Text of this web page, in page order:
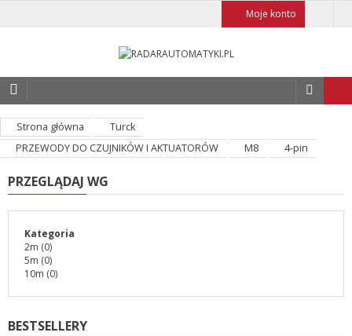
Moje konto
Strona główna
Turck
PRZEWODY DO CZUJNIKÓW I AKTUATORÓW
M8 4-pin
PRZEGLĄDAJ WG
Kategoria
2m (0)
5m (0)
10m (0)
BESTSELLERY